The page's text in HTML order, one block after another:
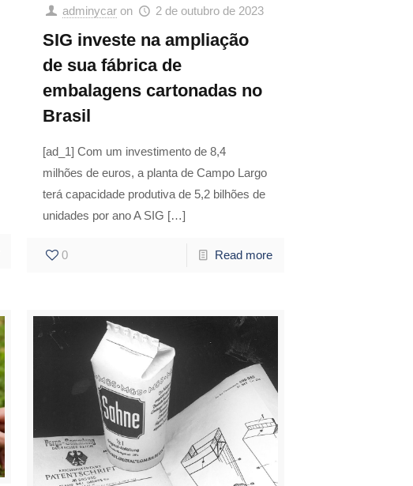
adminycar on 2 de outubro de 2023
SIG investe na ampliação
de sua fábrica de
embalagens cartonadas no
Brasil
[ad_1] Com um investimento de 8,4
milhões de euros, a planta de Campo Largo
terá capacidade produtiva de 5,2 bilhões de
unidades por ano A SIG […]
0 Read more